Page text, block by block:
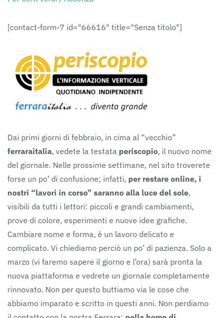
[contact-form-7 id="66616" title="Senza titolo"]
Dai primi giorni di febbraio, in cima al “vecchio”
ferraraitalia, vedete la testata periscopio, il nuovo nome
del giornale. Nelle prossime settimane, nel sito troverete
forse un po’ di confusione; infatti, per restare online, i
nostri “lavori in corso” saranno alla luce del sole,
visibili da tutti i lettori: piccoli e grandi cambiamenti,
prove di colore, esperimenti e nuove idee grafiche.
Cambiare nome e forma, è un lavoro delicato e
complicato. Vi chiediamo perciò un po’ di pazienza. Solo a
marzo (vi faremo sapere il giorno e l’ora) sarà pronta la
nuova piattaforma e vedrete un giornale completamente
rinnovato. Non per questo buttiamo via le cose che
abbiamo imparato e scritto in questi anni. Non perdiamo